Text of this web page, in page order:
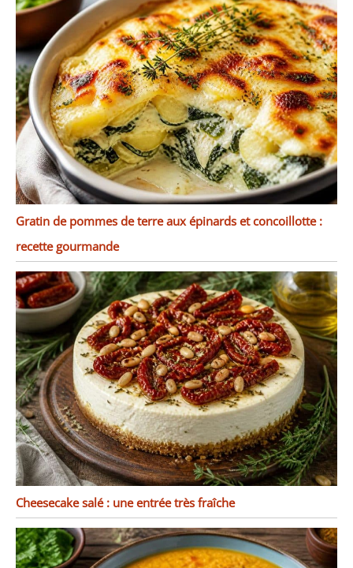
Gratin de pommes de terre aux épinards et concoillotte :
recette gourmande
Cheesecake salé : une entrée très fraîche